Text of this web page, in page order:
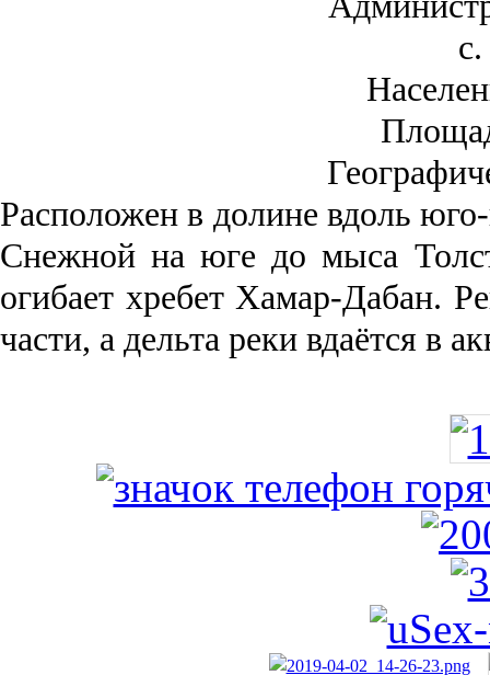
Рас­положен в долине вдоль
Снежной на юге до мыса
огибает хребет Хамар-Дабан.
части, а дельта реки вда­ётся в